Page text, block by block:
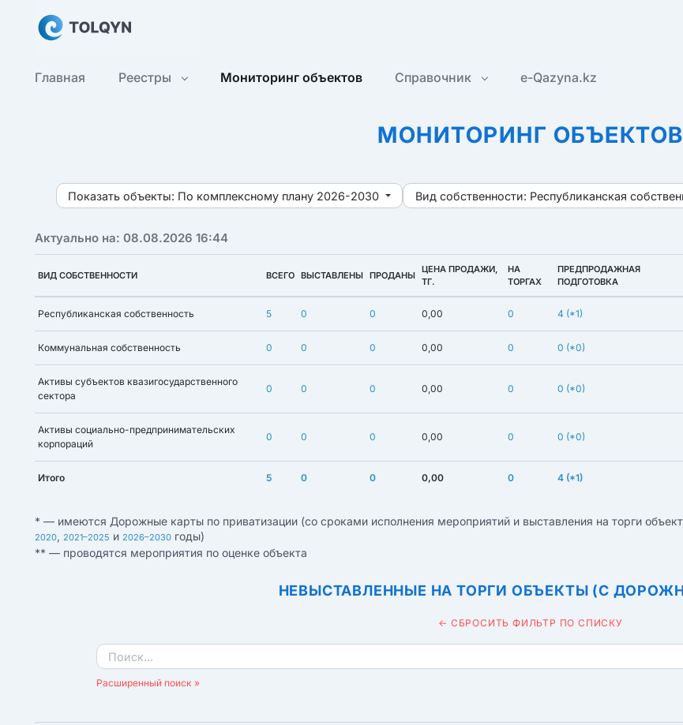
Главная Реестры Мониторинг объектов Справочник e-Qazyna.kz
МОНИТОРИНГ ОБЪЕКТОВ
Показать объекты: По комплексному плану 2026-2030 Вид собственности: Республиканская
Актуально на: 08.08.2026 16:44
ВИД СОБСТВЕННОСТИ ВСЕГО ВЫСТАВЛЕНЫ ПРОДАНЫ
ЦЕНА ПРОДАЖИ,
ТГ.
НА
ТОРГАХ
ПРЕДПРОДАЖНАЯ
ПОДГОТОВКА
Республиканская собственность 5 0 0 0,00 0 4 (*1)
Коммунальная собственность 0 0 0 0,00 0 0 (*0)
Активы субъектов квазигосударственного
сектора
0 0 0 0,00 0 0 (*0)
Активы социально-предпринимательских
корпораций
0 0 0 0,00 0 0 (*0)
Итого 5 0 0 0,00 0 4 (*1)
* — имеются Дорожные карты по приватизации (со сроками исполнения мероприятий и выставления на торги
2020, 2021–2025 и 2026–2030 годы)
** — проводятся мероприятия по оценке объекта
НЕВЫСТАВЛЕННЫЕ НА ТОРГИ ОБЪЕКТЫ (С
← СБРОСИТЬ ФИЛЬТР ПО СПИСКУ
Расширенный поиск »